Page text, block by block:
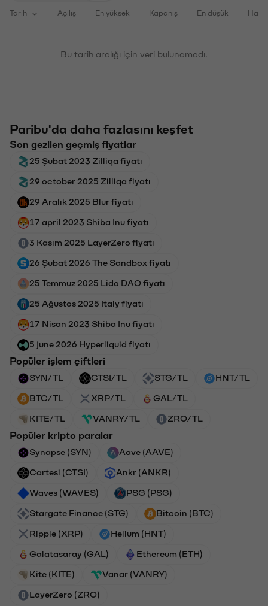
Tarih Açılış En yüksek Kapanış En düşük
Bu tarih aralığı için veri bulunamadı.
Paribu'da daha fazlasını keşfet
Son gezilen geçmiş fiyatlar
25 Şubat 2023 Zilliqa fiyatı
29 october 2025 Zilliqa fiyatı
29 Aralık 2025 Blur fiyatı
17 april 2023 Shiba Inu fiyatı
3 Kasım 2025 LayerZero fiyatı
26 Şubat 2026 The Sandbox fiyatı
25 Temmuz 2025 Lido DAO fiyatı
25 Ağustos 2025 Italy fiyatı
17 Nisan 2023 Shiba Inu fiyatı
5 june 2026 Hyperliquid fiyatı
Popüler işlem çiftleri
SYN/TL CTSI/TL STG/TL HNT/TL
BTC/TL XRP/TL GAL/TL
KITE/TL VANRY/TL ZRO/TL
Popüler kripto paralar
Synapse (SYN) Aave (AAVE)
Cartesi (CTSI) Ankr (ANKR)
Waves (WAVES) PSG (PSG)
Stargate Finance (STG) Bitcoin (BTC)
Ripple (XRP) Helium (HNT)
Galatasaray (GAL) Ethereum (ETH)
Kite (KITE) Vanar (VANRY)
LayerZero (ZRO)